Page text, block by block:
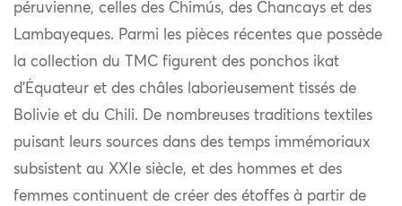
péruvienne, celles des Chimús, des Chancays et des
Lambayeques. Parmi les pièces récentes que possède
la collection du TMC figurent des ponchos ikat
d’Équateur et des châles laborieusement tissés de
Bolivie et du Chili. De nombreuses traditions textiles
puisant leurs sources dans des temps immémoriaux
subsistent au XXIe siècle, et des hommes et des
femmes continuent de créer des étoffes à partir de